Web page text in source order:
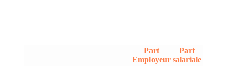
Part
Employeur
Part
salariale